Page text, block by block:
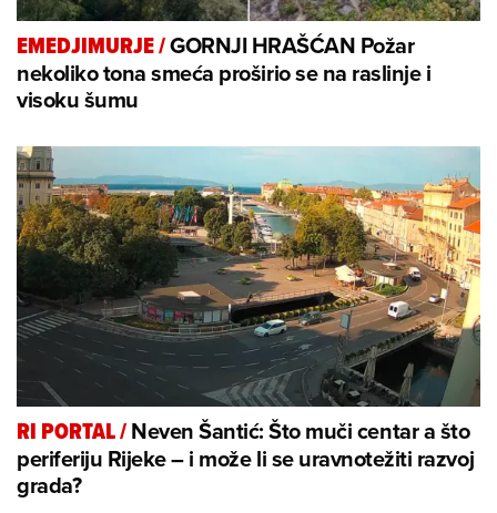
EMEDJIMURJE/GORNJI HRAŠĆAN Požar
nekoliko tona smeća proširio se na raslinje i
visoku šumu
RI PORTAL/Neven Šantić: Što muči centar a što
periferiju Rijeke – i može li se uravnotežiti razvoj
grada?